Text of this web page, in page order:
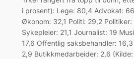
i prosent): Lege: 80,4 Advokat:
Økonom: 32,1 Politi: 29,2
Sykepleier: 21,1 Journalist: 19
17,6 Offentlig saksbehandler:
2,9 Butikkmedarbeider: 2,6